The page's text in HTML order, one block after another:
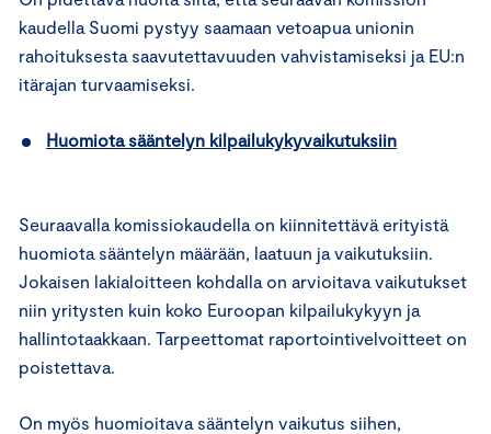
kaudella Suomi pystyy saamaan vetoapua unionin
rahoituksesta saavutettavuuden vahvistamiseksi ja EU:n
itärajan turvaamiseksi.
Huomiota sääntelyn kilpailukykyvaikutuksiin
Seuraavalla komissiokaudella on kiinnitettävä erityistä
huomiota sääntelyn määrään, laatuun ja vaikutuksiin.
Jokaisen lakialoitteen kohdalla on arvioitava vaikutukset
niin yritysten kuin koko Euroopan kilpailukykyyn ja
hallintotaakkaan. Tarpeettomat raportointivelvoitteet on
poistettava.
On myös huomioitava sääntelyn vaikutus siihen,